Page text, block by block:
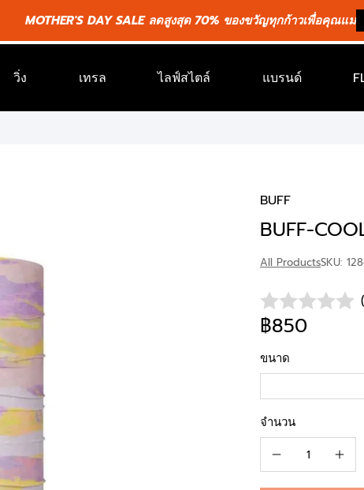
MOTHER'S DAY SALE ลดสูงสุด 70% ของขวัญทุกก้าวเพื่อคุณแม่
วิ่ง เทรล ไลฟ์สไตล์ แบรนด์
BUFF
BUFF-
All ProductsSKU:
฿850
ขนาด
จำนวน